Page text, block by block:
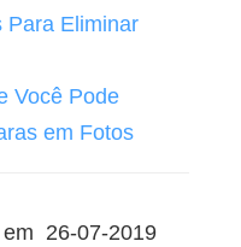
Para Eliminar
Você Pode
em Fotos
em 26-07-2019